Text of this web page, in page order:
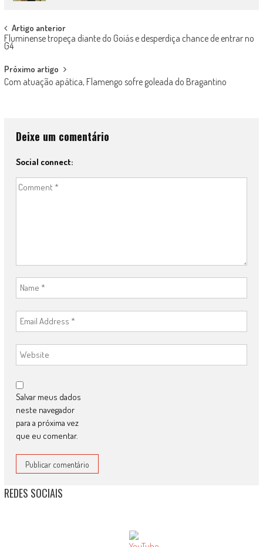
Post
navigation
Artigo anterior
Fluminense tropeça diante do Goiás e desperdiça chance de entrar no
G4
Próximo artigo
Com atuação apática, Flamengo sofre goleada do Bragantino
Deixe um comentário
Social connect:
Salvar meus dados
neste navegador
para a próxima vez
que eu comentar.
REDES SOCIAIS